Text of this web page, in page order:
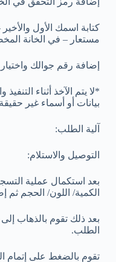
كتابة اسمك الأول
مستعار – في الخانة
إضافة رقم جوالك
*لا يتم الآخذ أثناء
بيانات أو أسماء غير
آلية الطلب:
التوصيل والاستلام:
بعد استكمال عملية
الكمية/ اللون/ الحجم ثم
بعد ذلك تقوم بالذهاب
الطلب.
تقوم بالضغط على إتمام